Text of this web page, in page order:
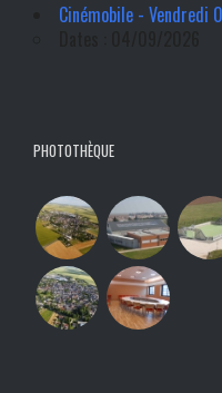
Cinémobile - Vendredi
PHOTOTHÈQUE